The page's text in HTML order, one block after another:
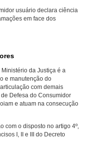
usuário declara ciência
em face dos
da Justiça é a
e manutenção do
com demais
Defesa do Consumidor
e atuam na consecução
com o disposto no artigo 4º,
I, II e III do Decreto